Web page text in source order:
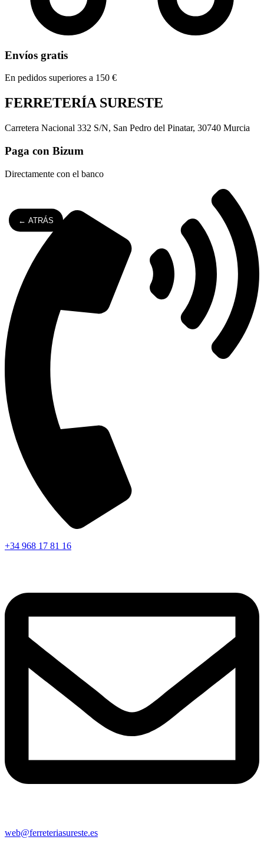
Envíos gratis
En pedidos superiores a 150 €
FERRETERÍA SURESTE
Carretera Nacional 332 S/N, San Pedro del Pinatar, 30740 Murcia
Paga con Bizum
Directamente con el banco
+34 968 17 81 16
web@ferreteriasureste.es
← ATRÁS